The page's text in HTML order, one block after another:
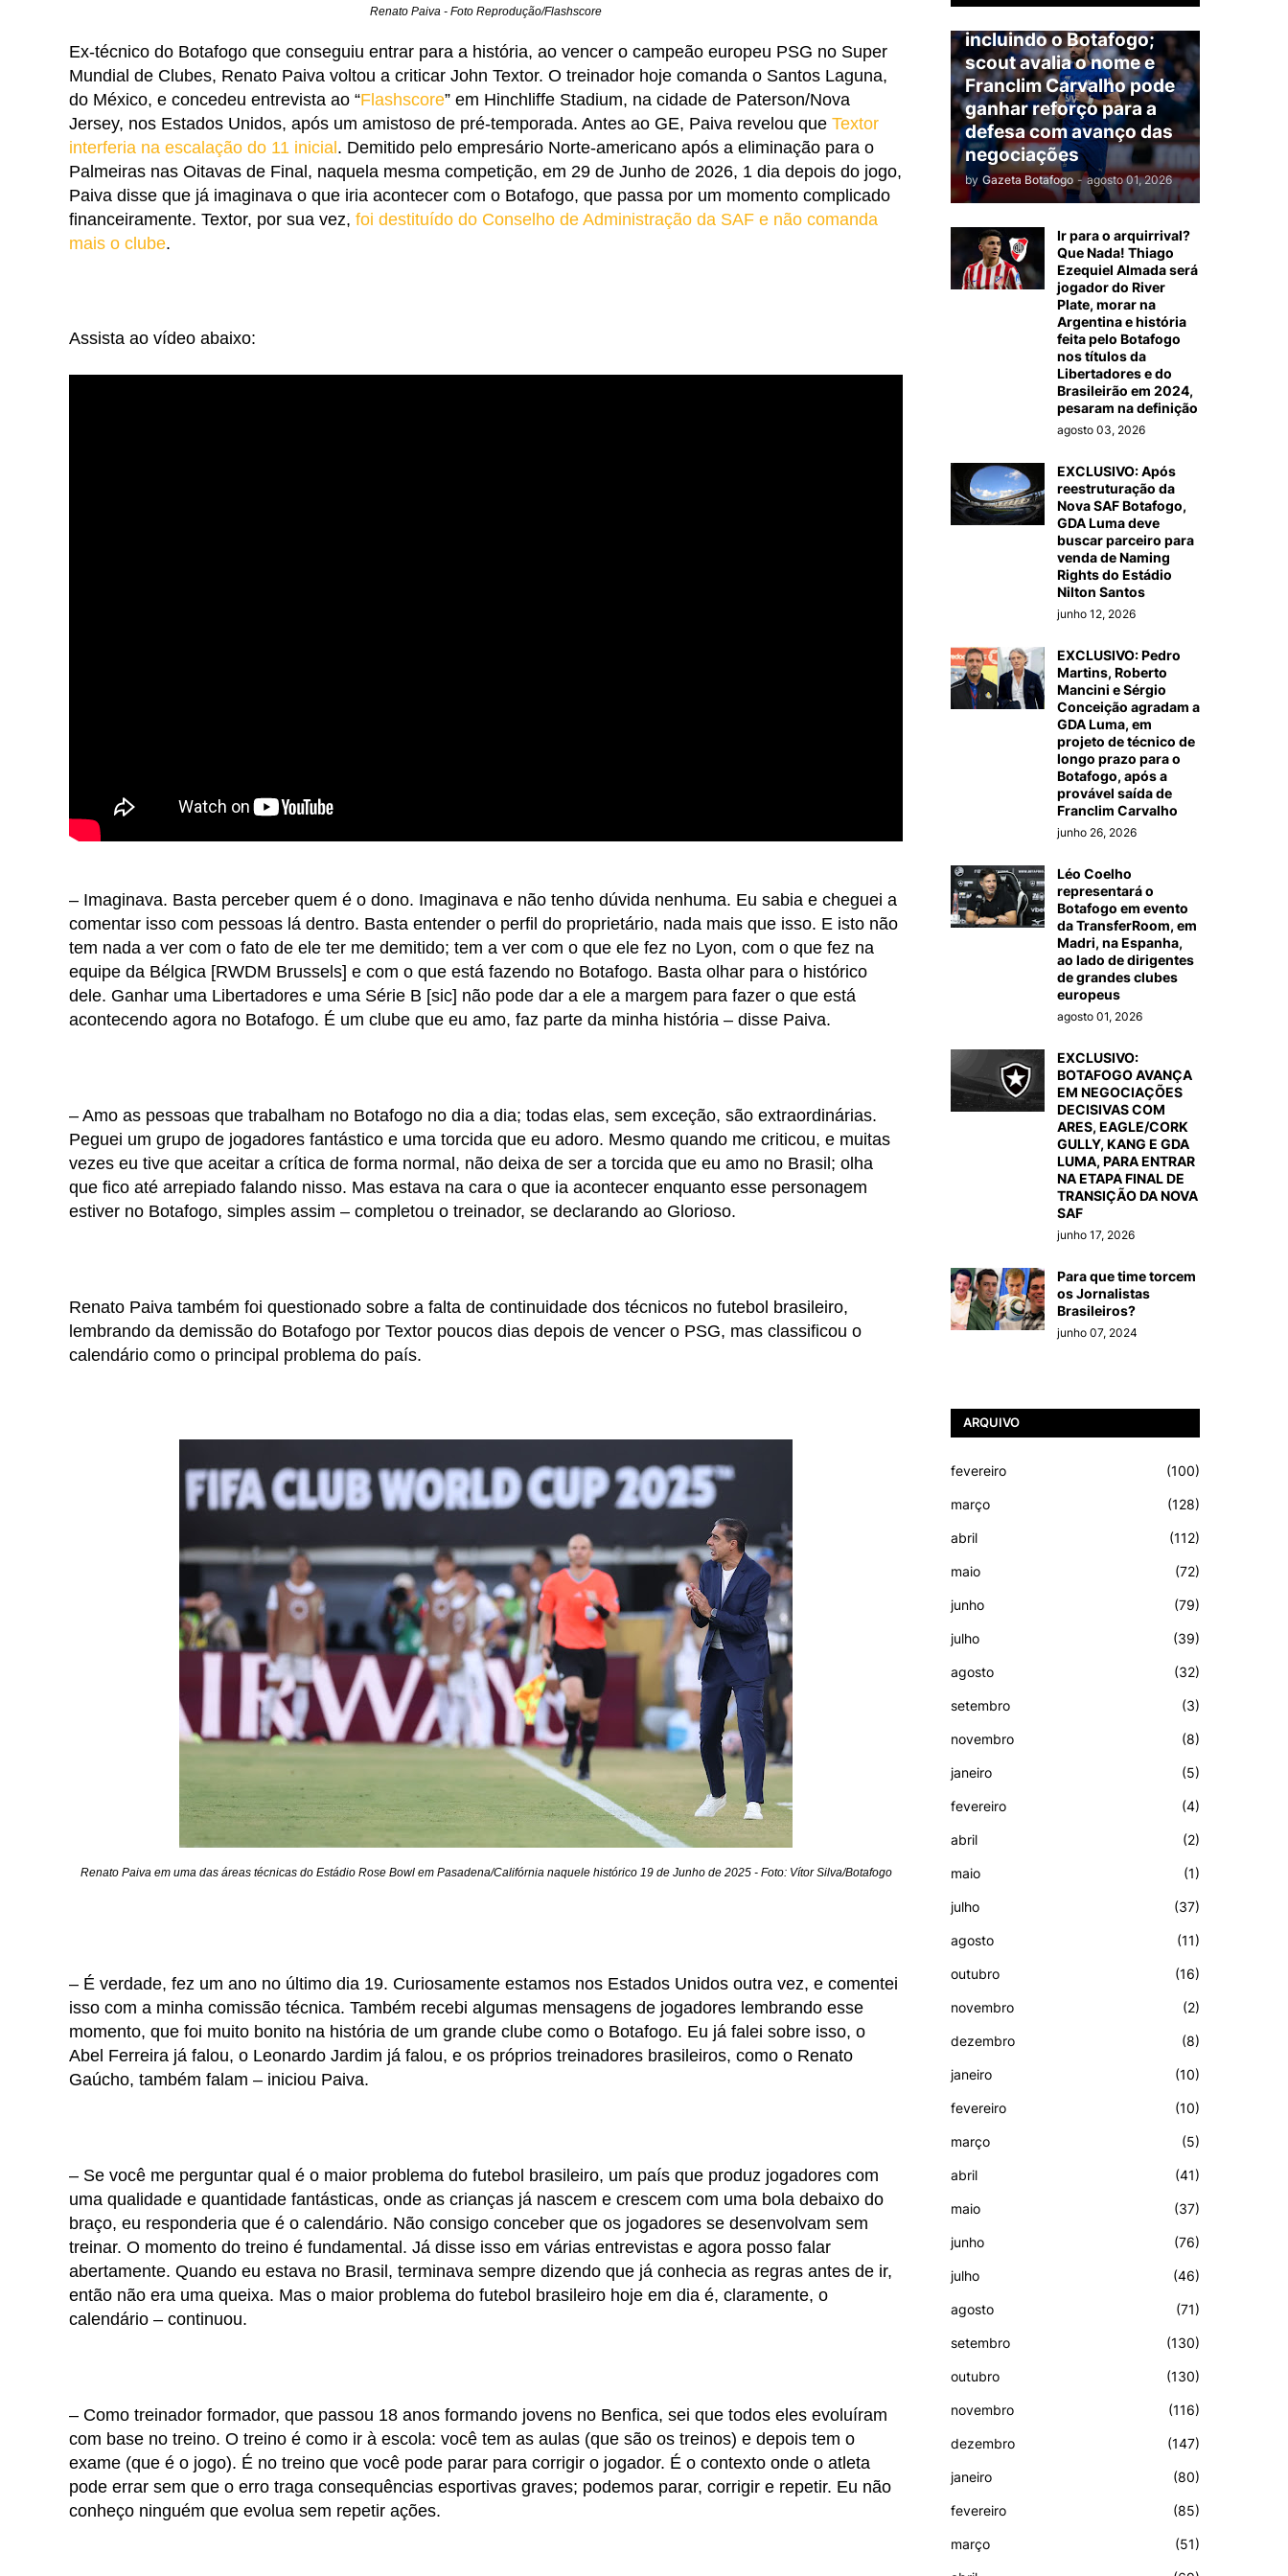
Renato Paiva - Foto Reprodução/Flashscore
Ex-técnico do Botafogo que conseguiu entrar para a história, ao vencer o campeão europeu PSG no Super
Mundial de Clubes, Renato Paiva voltou a criticar John Textor. O treinador hoje comanda o Santos Laguna,
do México, e concedeu entrevista ao “Flashscore” em Hinchliffe Stadium, na cidade de Paterson/Nova
Jersey, nos Estados Unidos, após um amistoso de pré-temporada. Antes ao GE, Paiva revelou que Textor
interferia na escalação do 11 inicial . Demitido pelo empresário Norte-americano após a eliminação para o
Palmeiras nas Oitavas de Final, naquela mesma competição, em 29 de Junho de 2026, 1 dia depois do jogo,
Paiva disse que já imaginava o que iria acontecer com o Botafogo, que passa por um momento complicado
financeiramente. Textor, por sua vez, foi destituído do Conselho de Administração da SAF e não comanda
mais o clube.
Assista ao vídeo abaixo:
– Imaginava. Basta perceber quem é o dono. Imaginava e não tenho dúvida nenhuma. Eu sabia e cheguei a
comentar isso com pessoas lá dentro. Basta entender o perfil do proprietário, nada mais que isso. E isto não
tem nada a ver com o fato de ele ter me demitido; tem a ver com o que ele fez no Lyon, com o que fez na
equipe da Bélgica [RWDM Brussels] e com o que está fazendo no Botafogo. Basta olhar para o histórico
dele. Ganhar uma Libertadores e uma Série B [sic] não pode dar a ele a margem para fazer o que está
acontecendo agora no Botafogo. É um clube que eu amo, faz parte da minha história – disse Paiva.
– Amo as pessoas que trabalham no Botafogo no dia a dia; todas elas, sem exceção, são extraordinárias.
Peguei um grupo de jogadores fantástico e uma torcida que eu adoro. Mesmo quando me criticou, e muitas
vezes eu tive que aceitar a crítica de forma normal, não deixa de ser a torcida que eu amo no Brasil; olha
que fico até arrepiado falando nisso. Mas estava na cara o que ia acontecer enquanto esse personagem
estiver no Botafogo, simples assim – completou o treinador, se declarando ao Glorioso.
Renato Paiva também foi questionado sobre a falta de continuidade dos técnicos no futebol brasileiro,
lembrando da demissão do Botafogo por Textor poucos dias depois de vencer o PSG, mas classificou o
calendário como o principal problema do país.
Renato Paiva em uma das áreas técnicas do Estádio Rose Bowl em Pasadena/Califórnia naquele histórico 19 de Junho de 2025 - Foto: Vítor Silva/Botafogo
– É verdade, fez um ano no último dia 19. Curiosamente estamos nos Estados Unidos outra vez, e comentei
isso com a minha comissão técnica. Também recebi algumas mensagens de jogadores lembrando esse
momento, que foi muito bonito na história de um grande clube como o Botafogo. Eu já falei sobre isso, o
Abel Ferreira já falou, o Leonardo Jardim já falou, e os próprios treinadores brasileiros, como o Renato
Gaúcho, também falam – iniciou Paiva.
– Se você me perguntar qual é o maior problema do futebol brasileiro, um país que produz jogadores com
uma qualidade e quantidade fantásticas, onde as crianças já nascem e crescem com uma bola debaixo do
braço, eu responderia que é o calendário. Não consigo conceber que os jogadores se desenvolvam sem
treinar. O momento do treino é fundamental. Já disse isso em várias entrevistas e agora posso falar
abertamente. Quando eu estava no Brasil, terminava sempre dizendo que já conhecia as regras antes de ir,
então não era uma queixa. Mas o maior problema do futebol brasileiro hoje em dia é, claramente, o
calendário – continuou.
– Como treinador formador, que passou 18 anos formando jovens no Benfica, sei que todos eles evoluíram
com base no treino. O treino é como ir à escola: você tem as aulas (que são os treinos) e depois tem o
exame (que é o jogo). É no treino que você pode parar para corrigir o jogador. É o contexto onde o atleta
pode errar sem que o erro traga consequências esportivas graves; podemos parar, corrigir e repetir. Eu não
conheço ninguém que evolua sem repetir ações.
incluindo o Botafogo;
scout avalia o nome e
Franclim Carvalho pode
ganhar reforço para a
defesa com avanço das
negociações
by Gazeta Botafogo - agosto 01, 2026
Ir para o arquirrival?
Que Nada! Thiago
Ezequiel Almada será
jogador do River
Plate, morar na
Argentina e história
feita pelo Botafogo
nos títulos da
Libertadores e do
Brasileirão em 2024,
pesaram na definição
agosto 03, 2026
EXCLUSIVO: Após
reestruturação da
Nova SAF Botafogo,
GDA Luma deve
buscar parceiro para
venda de Naming
Rights do Estádio
Nilton Santos
junho 12, 2026
EXCLUSIVO: Pedro
Martins, Roberto
Mancini e Sérgio
Conceição agradam a
GDA Luma, em
projeto de técnico de
longo prazo para o
Botafogo, após a
provável saída de
Franclim Carvalho
junho 26, 2026
Léo Coelho
representará o
Botafogo em evento
da TransferRoom, em
Madri, na Espanha,
ao lado de dirigentes
de grandes clubes
europeus
agosto 01, 2026
EXCLUSIVO:
BOTAFOGO AVANÇA
EM NEGOCIAÇÕES
DECISIVAS COM
ARES, EAGLE/CORK
GULLY, KANG E GDA
LUMA, PARA ENTRAR
NA ETAPA FINAL DE
TRANSIÇÃO DA NOVA
SAF
junho 17, 2026
Para que time torcem
os Jornalistas
Brasileiros?
junho 07, 2024
ARQUIVO
fevereiro (100)
março (128)
abril (112)
maio (72)
junho (79)
julho (39)
agosto (32)
setembro (3)
novembro (8)
janeiro (5)
fevereiro (4)
abril (2)
maio (1)
julho (37)
agosto (11)
outubro (16)
novembro (2)
dezembro (8)
janeiro (10)
fevereiro (10)
março (5)
abril (41)
maio (37)
junho (76)
julho (46)
agosto (71)
setembro (130)
outubro (130)
novembro (116)
dezembro (147)
janeiro (80)
fevereiro (85)
março (51)